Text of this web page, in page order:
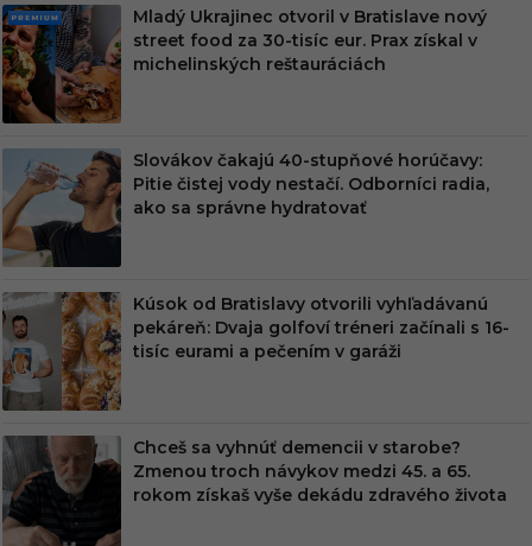
PRE
MIU
M
Mladý Ukrajinec otvoril v Bratislave nový
street food za 30-tisíc eur. Prax získal v
michelinských reštauráciách
Slovákov čakajú 40-stupňové horúčavy:
Pitie čistej vody nestačí. Odborníci radia,
ako sa správne hydratovať
Kúsok od Bratislavy otvorili vyhľadávanú
pekáreň: Dvaja golfoví tréneri začínali s 16-
tisíc eurami a pečením v garáži
Chceš sa vyhnúť demencii v starobe?
Zmenou troch návykov medzi 45. a 65.
rokom získaš vyše dekádu zdravého života